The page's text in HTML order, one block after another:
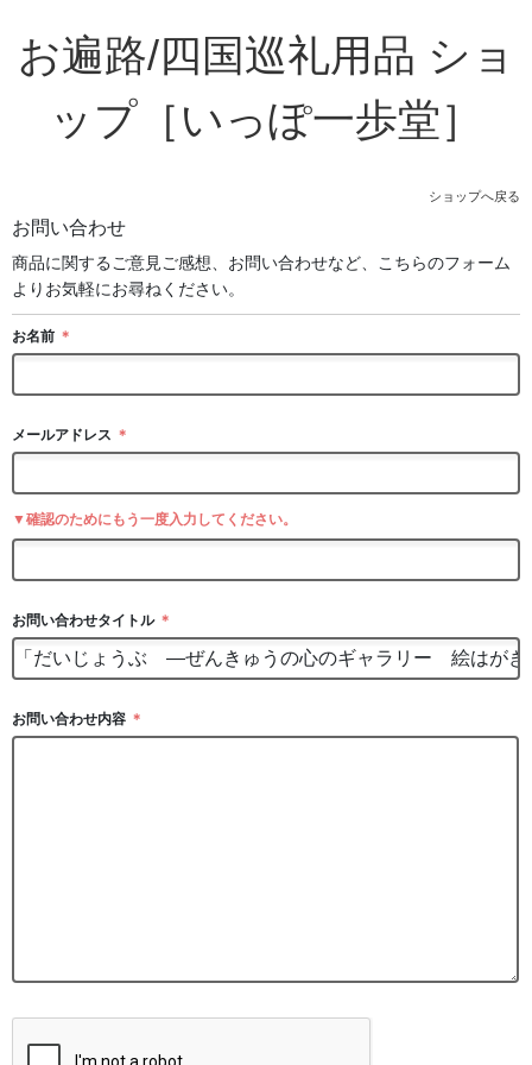
お遍路/四国巡礼用品 ショ
ップ［いっぽ一歩堂］
ショップへ戻る
お問い合わせ
商品に関するご意見ご感想、お問い合わせなど、こちらのフォーム
よりお気軽にお尋ねください。
お名前 ＊
メールアドレス ＊
▼確認のためにもう一度入力してください。
お問い合わせタイトル ＊
お問い合わせ内容 ＊